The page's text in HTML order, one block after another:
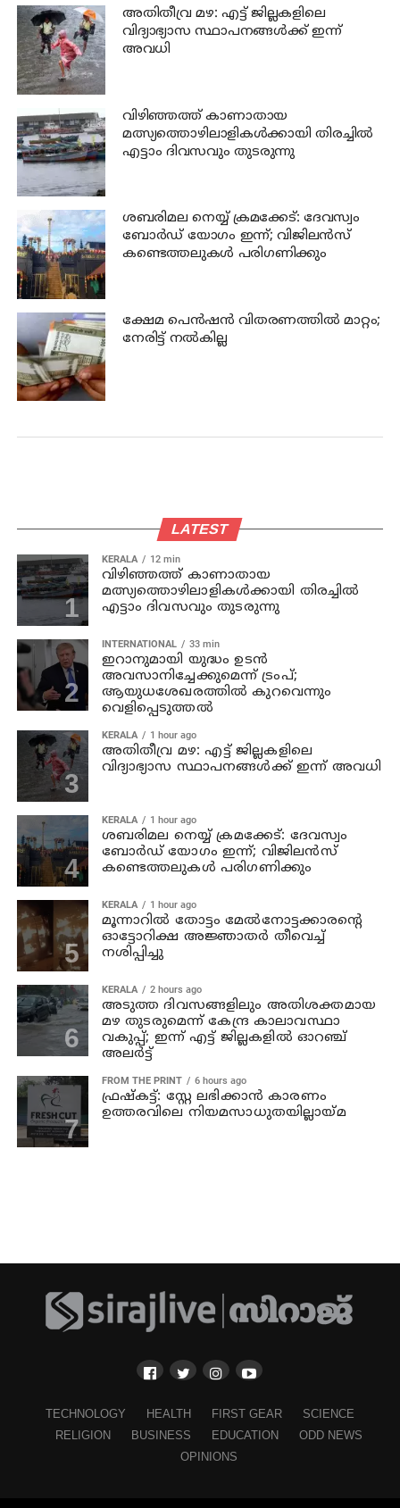
അതിതീവ്ര മഴ: എട്ട് ജില്ലകളിലെ
വിദ്യാഭ്യാസ സ്ഥാപനങ്ങൾക്ക് ഇന്ന്
അവധി
വിഴിഞ്ഞത്ത് കാണാതായ
മത്സ്യത്തൊഴിലാളികൾക്കായി തിരച്ചിൽ
എട്ടാം ദിവസവും തുടരുന്നു
ശബരിമല നെയ്യ് ക്രമക്കേട്: ദേവസ്വം
ബോർഡ് യോഗം ഇന്ന്; വിജിലൻസ്
കണ്ടെത്തലുകൾ പരിഗണിക്കും
ക്ഷേമ പെന്‍ഷന്‍ വിതരണത്തില്‍ മാറ്റം;
നേരിട്ട് നല്‍കില്ല
LATEST
KERALA 12 min
വിഴിഞ്ഞത്ത് കാണാതായ
മത്സ്യത്തൊഴിലാളികൾക്കായി തിരച്ചിൽ
എട്ടാം ദിവസവും തുടരുന്നു
INTERNATIONAL 33 min
ഇറാനുമായി യുദ്ധം ഉടൻ
അവസാനിച്ചേക്കുമെന്ന് ട്രംപ്;
ആയുധശേഖരത്തിൽ കുറവെന്നും
വെളിപ്പെടുത്തൽ
KERALA 1 hour ago
അതിതീവ്ര മഴ: എട്ട് ജില്ലകളിലെ
വിദ്യാഭ്യാസ സ്ഥാപനങ്ങൾക്ക് ഇന്ന് അവധി
KERALA 1 hour ago
ശബരിമല നെയ്യ് ക്രമക്കേട്: ദേവസ്വം
ബോർഡ് യോഗം ഇന്ന്; വിജിലൻസ്
കണ്ടെത്തലുകൾ പരിഗണിക്കും
KERALA 1 hour ago
മൂന്നാറില്‍ തോട്ടം മേല്‍നോട്ടക്കാരന്റെ
ഓട്ടോറിക്ഷ അജ്ഞാതര്‍ തീവെച്ച്
നശിപ്പിച്ചു
KERALA 2 hours ago
അടുത്ത ദിവസങ്ങളിലും അതിശക്തമായ
മഴ തുടരുമെന്ന് കേന്ദ്ര കാലാവസ്ഥാ
വകുപ്പ്; ഇന്ന് എട്ട് ജില്ലകളിൽ ഓറഞ്ച്
അലർട്ട്
FROM THE PRINT 6 hours ago
ഫ്രഷ്‌കട്ട്: സ്റ്റേ ലഭിക്കാന്‍ കാരണം
ഉത്തരവിലെ നിയമസാധുതയില്ലായ്മ
TECHNOLOGY HEALTH FIRST GEAR
SCIENCE
RELIGION
BUSINESS EDUCATION
ODD NEWS
OPINIONS